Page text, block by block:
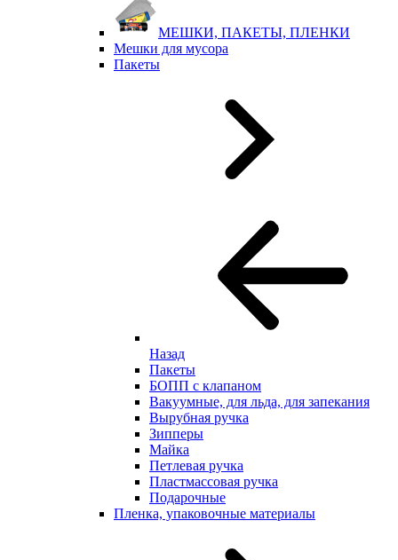
МЕШКИ, ПАКЕТЫ, ПЛЕНКИ
Мешки для мусора
Пакеты
Назад
Пакеты
БОПП с клапаном
Вакуумные, для льда, для запекания
Вырубная ручка
Зипперы
Майка
Петлевая ручка
Пластмассовая ручка
Подарочные
Пленка, упаковочные материалы